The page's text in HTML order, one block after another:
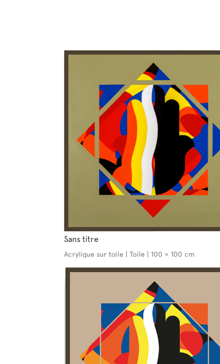
Sans titre
Acrylique sur toile | Toile | 100 × 100 cm